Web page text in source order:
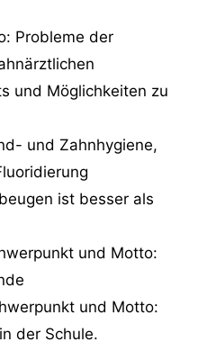
Probleme der
und Möglichkeiten zu
und Zahnhygiene,
ist besser als
und Motto:
und Motto:
der Schule.